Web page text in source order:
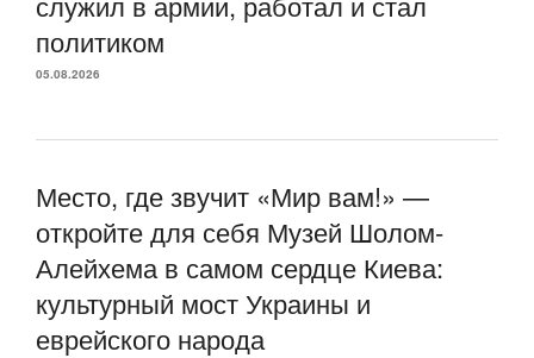
политиком
05.08.2026
Место, где звучит «Мир вам!» —
откройте для себя Музей Шолом-
Алейхема в самом сердце Киева:
культурный мост Украины и
еврейского народа